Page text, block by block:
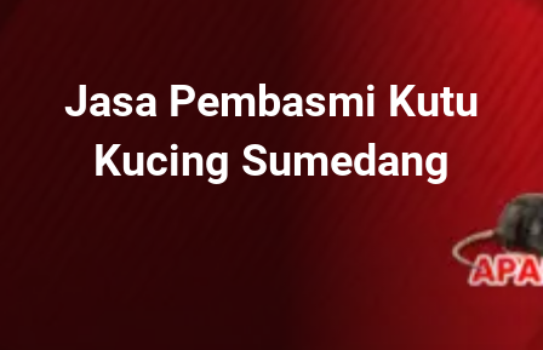
Jasa Pembasmi Kutu
Kucing Sumedang